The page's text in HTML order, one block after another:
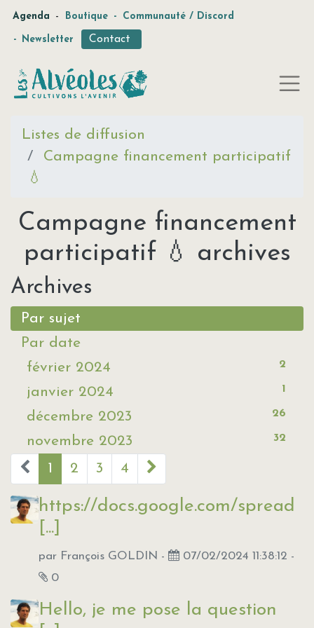
Agenda - Boutique - Communauté / Discord
- Newsletter Contact
Listes de diffusion
Campagne financement participatif
💧
Campagne financement
participatif 💧 archives
Archives
Par sujet
Par date
février 2024
2
janvier 2024 1
décembre 2023 26
novembre 2023 32
1 2 3 4
https://docs.google.com/spread
[...]
par François GOLDIN - 07/02/2024 11:38:12 -
0
Hello, je me pose la question